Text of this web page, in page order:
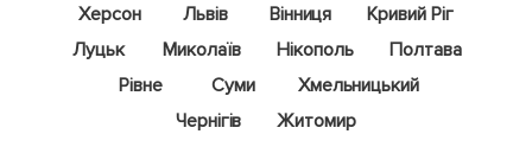
Херсон
Львів Вінниця
Кривий Ріг
Луцьк
Миколаїв Нікополь
Полтава
Рівне
Суми
Хмельницький
Чернігів
Житомир